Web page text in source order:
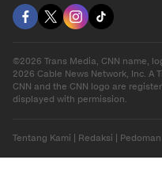
©2026 Trans Media, CNN name,
2026 Cable News Network, Inc. A
CNN and the CNN logo are
displayed with permission.
Tentang Kami Redaksi